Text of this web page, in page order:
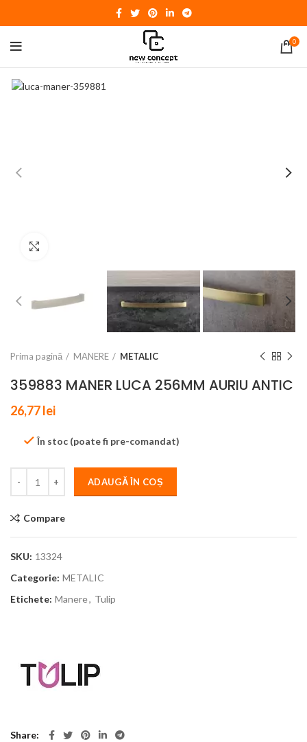
0
Prima pagină MANERE METALIC
359883 MANER LUCA 256MM AURIU ANTIC
26,77lei
În stoc (poate fi pre-comandat)
ADAUGĂ ÎN COȘ
Compare
SKU: 13324
Categorie: METALIC
Etichete: Manere, Tulip
Share